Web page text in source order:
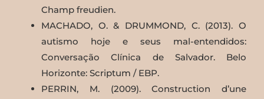
Champ freudien.
MACHADO, O. & DRUMMOND, C. (2013). O
autismo hoje e seus mal-entendidos:
Conversação Clínica de Salvador. Belo
Horizonte: Scriptum / EBP.
PERRIN, M. (2009). Construction d’une